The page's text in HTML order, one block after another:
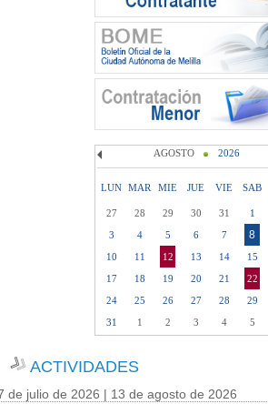
AGOSTO 2026
LUN MAR MIE JUE VIE SAB
27 28 29 30 31 1
3
4 5 6 7 8
10
11 12 13 14 15
17
18 19 20 21 22
24
25 26 27 28 29
31
1 2 3 4 5
ACTIVIDADES
de julio de 2026 | 13 de agosto de 2026